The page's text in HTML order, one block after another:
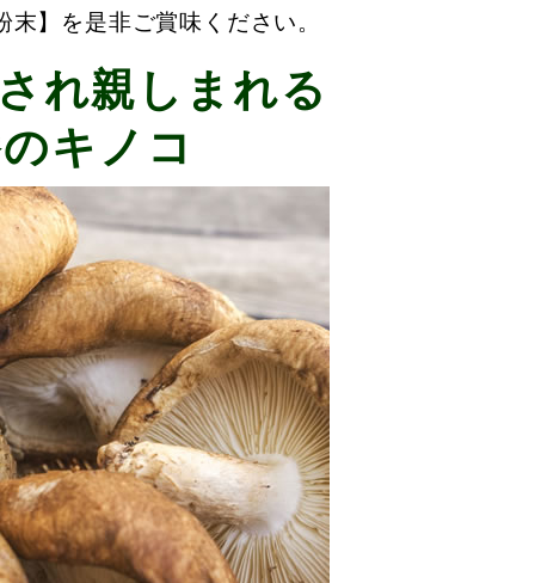
】を是非ご賞味ください。
れ親しまれる
キノコ